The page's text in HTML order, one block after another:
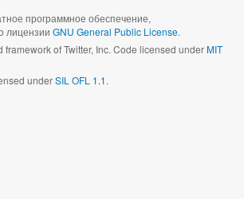
программное обеспечение,
лицензии GNU General Public License.
framework of Twitter, Inc. Code licensed underMIT
underSIL OFL 1.1.